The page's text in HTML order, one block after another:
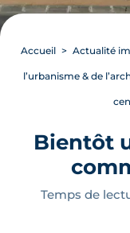
Accueil Actualité
l’urbanisme & de
Bientôt
Temps de